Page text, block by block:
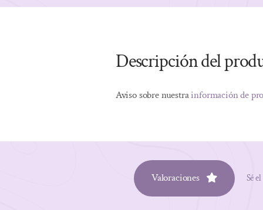
Descripción del
Aviso sobre nuestrainformación de
Valoraciones Sé